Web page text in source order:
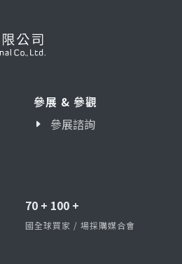
參展 & 參觀
參展諮詢
70 + 100 +
國全球買家 / 場採購媒合會